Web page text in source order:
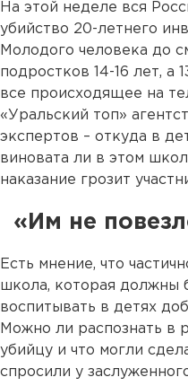
На этой неделе вся
убийство 20-летнего
Молодого человека до
подростков 14-16 лет, а
все происходящее на
«Уральский топ»
экспертов – откуда в
виновата ли в этом
наказание грозит
«Им не
Есть мнение, что
школа, которая должны
воспитывать в детях
Можно ли распознать в
убийцу и что могли
спросили у